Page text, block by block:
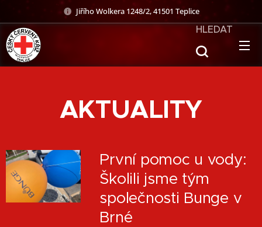
Jiřího Wolkera 1248/2, 41501 Teplice
HLEDAT
AKTUALITY
První pomoc u vody:
Školili jsme tým
společnosti Bunge v
Brné